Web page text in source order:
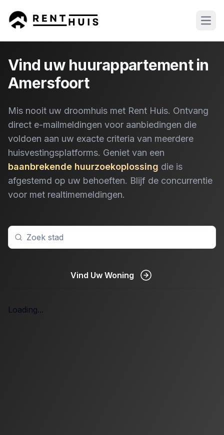
Vind uw huurappartement in
Amersfoort
Mis nooit uw droomhuis met Rent Huis. Ontvang
direct e-mailmeldingen voor aanbiedingen die
voldoen aan uw exacte criteria van meerdere
huisvestingsplatforms. Geniet van een
baanbrekende huurzoekoplossing die is
afgestemd op uw behoeften. Blijf de concurrentie
voor met realtimemeldingen.
Vind Uw Woning
Loading...